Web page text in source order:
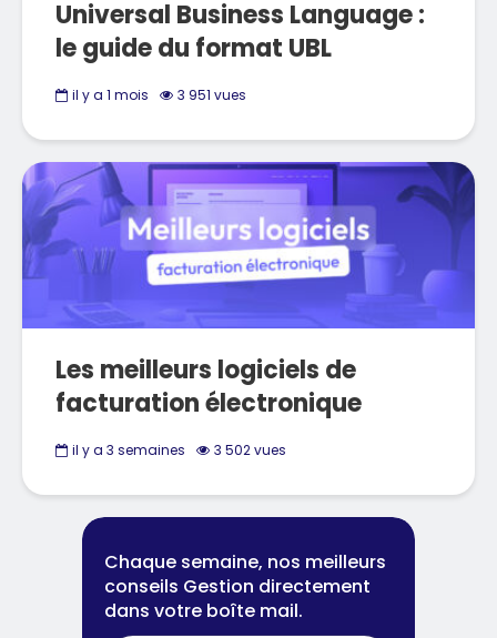
Universal Business Language :
le guide du format UBL
il y a 1 mois 3 951 vues
Les meilleurs logiciels de
facturation électronique
il y a 3 semaines 3 502 vues
Chaque semaine, nos meilleurs
conseils Gestion directement
dans votre boîte mail.